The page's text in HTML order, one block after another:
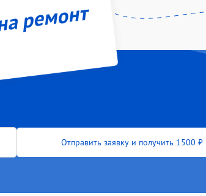
ремонт
Отправить заявку и получить 1500 ₽